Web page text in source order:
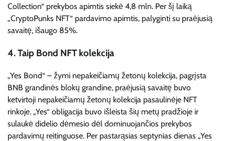
Collection“ prekybos apimtis siekė 4,8 mln. Per šį laiką
„CryptoPunks NFT“ pardavimo apimtis, palyginti su praėjusią
savaitę, išaugo 85%.
4. Taip Bond NFT kolekcija
„Yes Bond“ – žymi nepakeičiamų žetonų kolekcija, pagrįsta
BNB grandinės blokų grandine, praėjusią savaitę buvo
ketvirtoji nepakeičiamų žetonų kolekcija pasaulinėje NFT
rinkoje. „Yes“ obligacija buvo išleista šių metų pradžioje ir
sulaukė didelio dėmesio dėl dominuojančios prekybos
pardavimų reitinguose. Per pastarąsias septynias dienas „Yes